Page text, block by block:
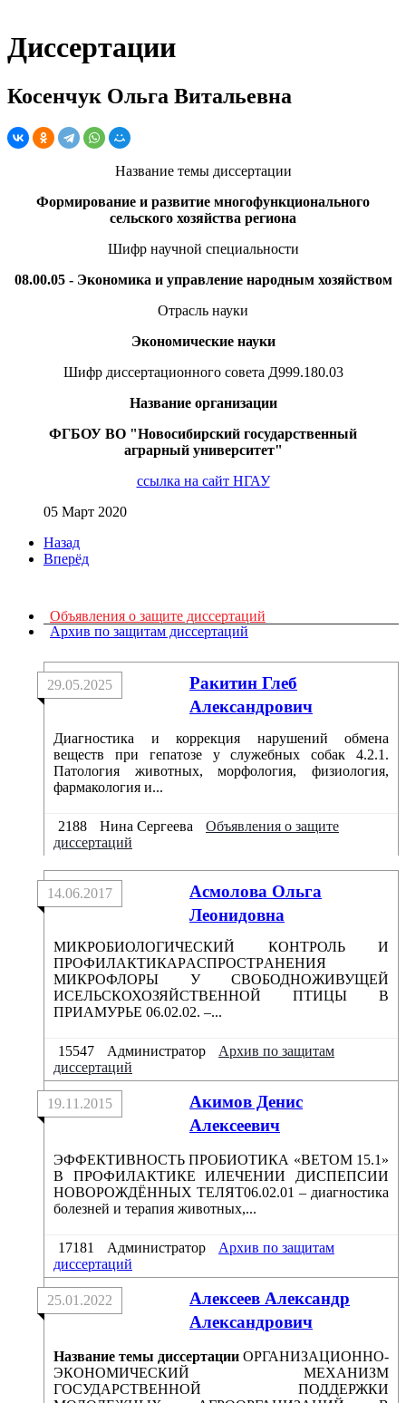
Диссертации
Косенчук Ольга Витальевна
Название темы диссертации
Формирование и развитие многофункционального
сельского хозяйства региона
Шифр научной специальности
08.00.05 - Экономика и управление народным хозяйством
Отрасль науки
Экономические науки
Шифр диссертационного совета Д999.180.03
Название организации
ФГБОУ ВО "Новосибирский государственный
аграрный университет"
ссылка на сайт НГАУ
05 Март 2020
Назад
Вперёд
Объявления о защите диссертаций
Архив по защитам диссертаций
Ракитин Глеб
Александрович
29.05.2025
Диагностика и коррекция нарушений обмена
веществ при гепатозе у служебных собак 4.2.1.
Патология животных, морфология, физиология,
фармакология и...
2188 Нина Сергеева
Объявления о защите
диссертаций
Aсмоловa Ольгa
Леонидовнa
14.06.2017
МИКРОБИОЛОГИЧЕСКИЙ КОНТРОЛЬ И
ПРОФИЛAКТИКAРAСПРОСТРAНЕНИЯ
МИКРОФЛОРЫ У СВОБОДНОЖИВУЩЕЙ
ИСЕЛЬСКОХОЗЯЙСТВЕННОЙ ПТИЦЫ В
ПРИAМУРЬЕ 06.02.02. –...
15547 Администратор
Архив по защитам
диссертаций
Акимов Денис
Алексеевич
19.11.2015
ЭФФЕКТИВНОСТЬ ПРОБИОТИКА «ВЕТОМ 15.1»
В ПРОФИЛАКТИКЕ ИЛЕЧЕНИИ ДИСПЕПСИИ
НОВОРОЖДЁННЫХ ТЕЛЯТ06.02.01 – диагностика
болезней и терапия животных,...
17181 Администратор
Архив по защитам
диссертаций
Алексеев Александр
Александрович
25.01.2022
Название темы диссертации ОРГАНИЗАЦИОННО-
ЭКОНОМИЧЕСКИЙ МЕХАНИЗМ
ГОСУДАРСТВЕННОЙ ПОДДЕРЖКИ